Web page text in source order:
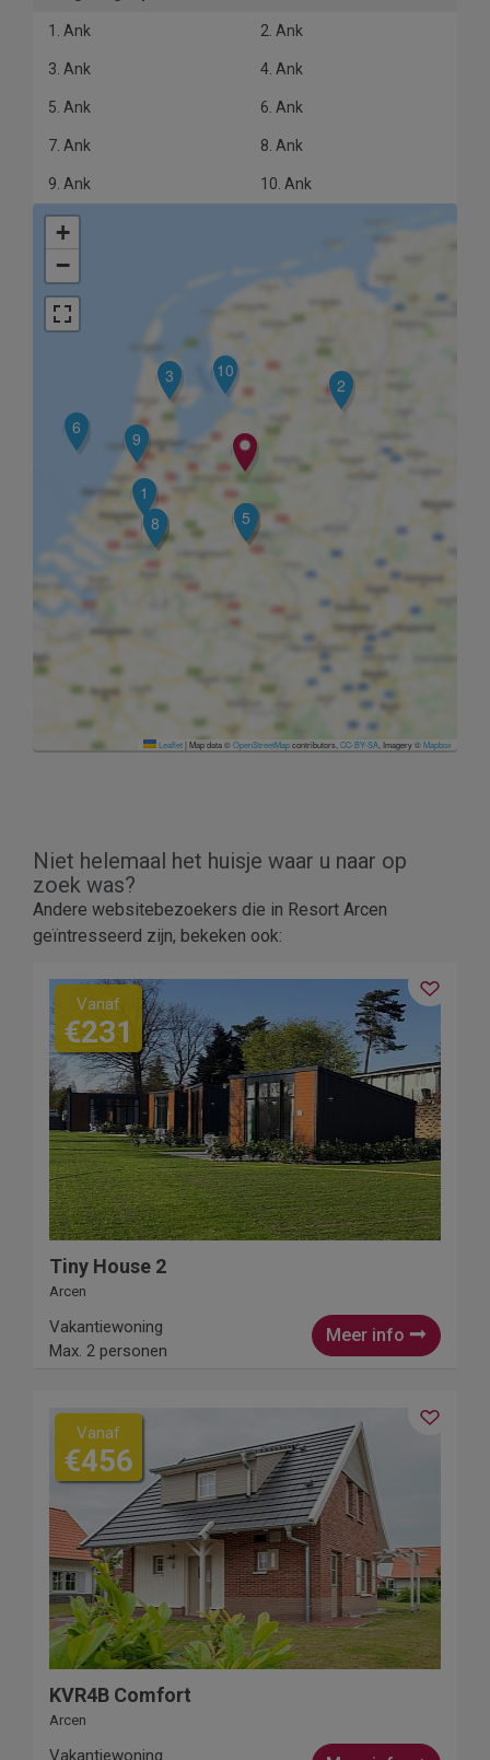
1. Ank 2. Ank
3. Ank 4. Ank
5. Ank 6. Ank
7. Ank 8. Ank
9. Ank 10. Ank
1
2
3
4
5
6
7
8
9
10
+
−
Leaflet|Map data ©OpenStreetMapcontributors,CC-BY-SA, Imagery ©Mapbox
Niet helemaal het huisje waar u naar op
zoek was?
Andere websitebezoekers die in Resort Arcen
geïntresseerd zijn, bekeken ook:
Vanaf
€231
Tiny House 2
Arcen
Meer info
Vakantiewoning
Max. 2 personen
Vanaf
€456
KVR4B Comfort
Arcen